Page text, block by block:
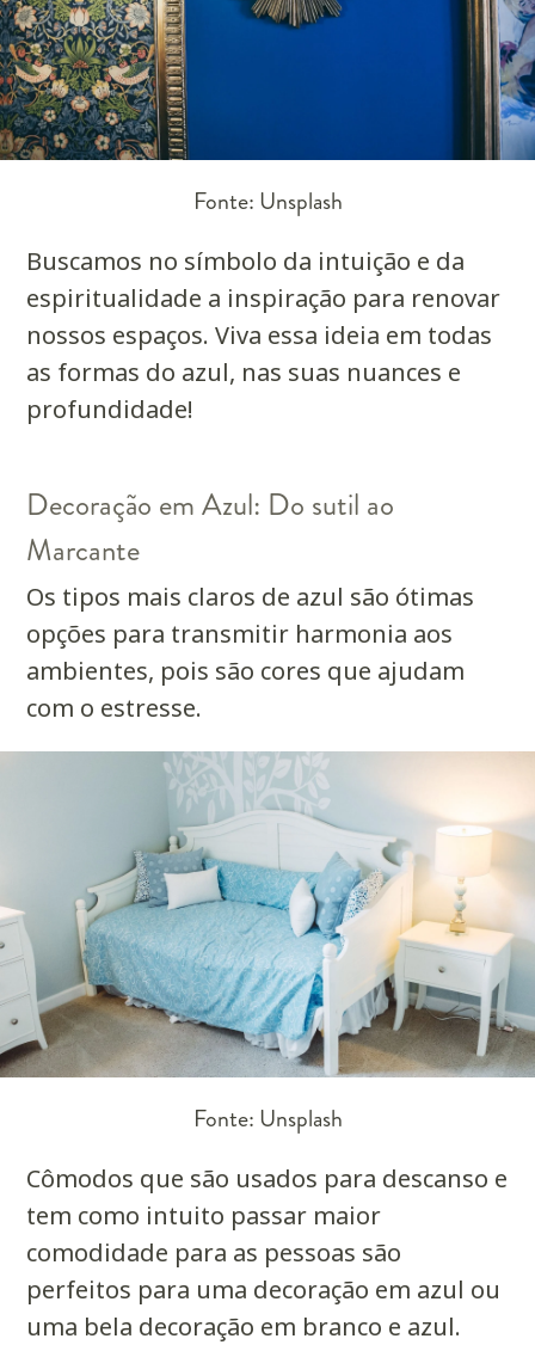
Fonte: Unsplash
Buscamos no símbolo da intuição e da
espiritualidade a inspiração para renovar
nossos espaços. Viva essa ideia em todas
as formas do azul, nas suas nuances e
profundidade!
Decoração em Azul: Do sutil ao
Marcante
Os tipos mais claros de azul são ótimas
opções para transmitir harmonia aos
ambientes, pois são cores que ajudam
com o estresse.
Fonte: Unsplash
Cômodos que são usados para descanso e
tem como intuito passar maior
comodidade para as pessoas são
perfeitos para uma decoração em azul ou
uma bela decoração em branco e azul.